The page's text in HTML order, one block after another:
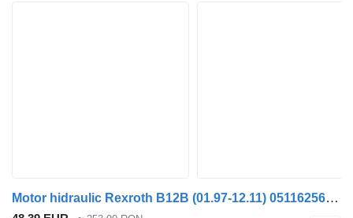
Motor hidraulic Rexroth B12B (01.97-12.11) 0511625608 pentru autobuz Volvo B6, B7, B9, B10, B12 bus (1978-2011)